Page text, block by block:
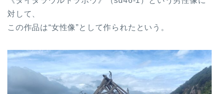
対して、
この作品は“女性像”として作られたという。